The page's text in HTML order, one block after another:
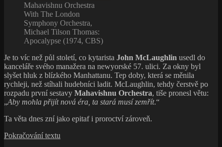
Mahavishnu Orchestra
With The London
Symphony Orchestra,
Michael Tilson Thomas:
Apocalypse (1974, CBS)
Je to víc než půl století, co kytarista John McLaughlin usedl do
kanceláře svého manažera na newyorské 57. ulici. Za okny byl
slyšet hluk z blízkého Manhattanu. Tep doby, která se měnila
rychleji, než stíhali hudebníci ladit. McLaughlin, tehdy čerstvě po
rozpadu první sestavy Mahavishnu Orchestra, tiše pronesl větu:
„Aby mohla přijít nová éra, ta stará musí zemřít.“
Ta věta dnes zní jako epitaf i proroctví zároveň.
Pokračování textu